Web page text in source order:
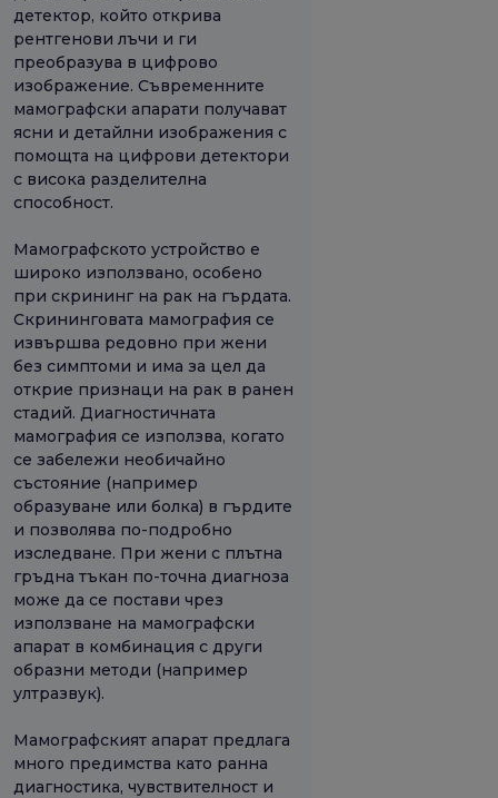
детектор, който открива
рентгенови лъчи и ги
преобразува в цифрово
изображение. Съвременните
мамографски апарати получават
ясни и детайлни изображения с
помощта на цифрови детектори
с висока разделителна
способност.
Мамографското устройство е
широко използвано, особено
при скрининг на рак на гърдата.
Скрининговата мамография се
извършва редовно при жени
без симптоми и има за цел да
открие признаци на рак в ранен
стадий. Диагностичната
мамография се използва, когато
се забележи необичайно
състояние (например
образуване или болка) в гърдите
и позволява по-подробно
изследване. При жени с плътна
гръдна тъкан по-точна диагноза
може да се постави чрез
използване на мамографски
апарат в комбинация с други
образни методи (например
ултразвук).
Мамографският апарат предлага
много предимства като ранна
диагностика, чувствителност и